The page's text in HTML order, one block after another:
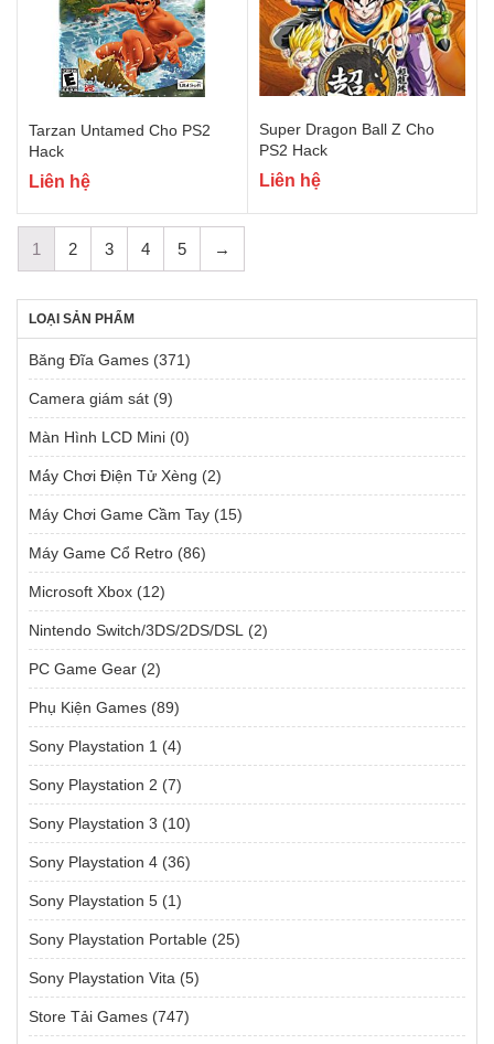
Tarzan Untamed Cho PS2
Hack
Liên hệ
Super Dragon Ball Z Cho
PS2 Hack
Liên hệ
1 2 3 4 5 →
LOẠI SẢN PHẨM
Băng Đĩa Games (371)
Camera giám sát (9)
Màn Hình LCD Mini (0)
Má́y Chơi Điện Tử Xèng (2)
Máy Chơi Game Cầm Tay (15)
Máy Game Cổ Retro (86)
Microsoft Xbox (12)
Nintendo Switch/3DS/2DS/DSL (2)
PC Game Gear (2)
Phụ Kiện Games (89)
Sony Playstation 1 (4)
Sony Playstation 2 (7)
Sony Playstation 3 (10)
Sony Playstation 4 (36)
Sony Playstation 5 (1)
Sony Playstation Portable (25)
Sony Playstation Vita (5)
Store Tải Games (747)